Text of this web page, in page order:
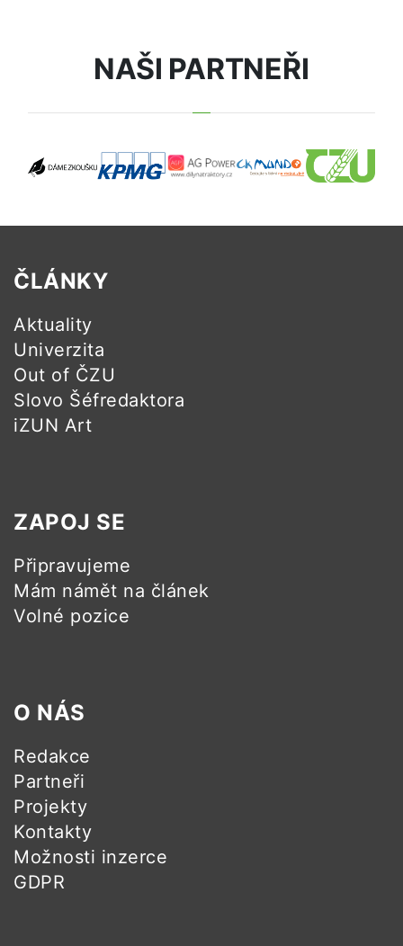
NAŠI PARTNEŘI
ČLÁNKY
Aktuality
Univerzita
Out of ČZU
Slovo Šéfredaktora
iZUN Art
ZAPOJ SE
Připravujeme
Mám námět na článek
Volné pozice
O NÁS
Redakce
Partneři
Projekty
Kontakty
Možnosti inzerce
GDPR